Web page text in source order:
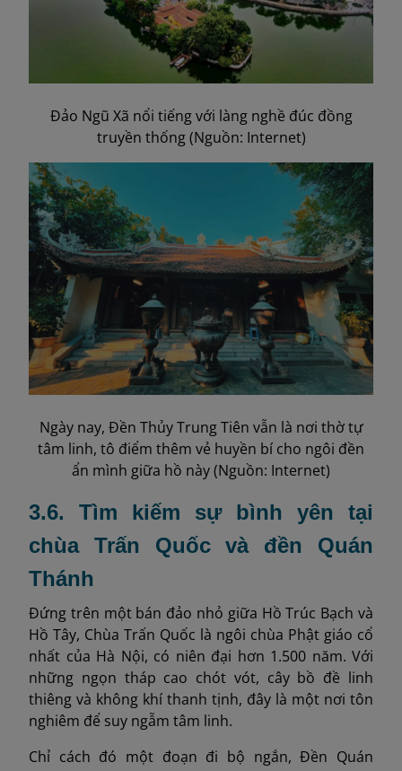
Đảo Ngũ Xã nổi tiếng với làng nghề đúc đồng
truyền thống (Nguồn: Internet)
Ngày nay, Đền Thủy Trung Tiên vẫn là nơi thờ tự
tâm linh, tô điểm thêm vẻ huyền bí cho ngôi đền
ẩn mình giữa hồ này (Nguồn: Internet)
3.6. Tìm kiếm sự bình yên tại
chùa Trấn Quốc và đền Quán
Thánh
Đứng trên một bán đảo nhỏ giữa Hồ Trúc Bạch và
Hồ Tây, Chùa Trấn Quốc là ngôi chùa Phật giáo cổ
nhất của Hà Nội, có niên đại hơn 1.500 năm. Với
những ngọn tháp cao chót vót, cây bồ đề linh
thiêng và không khí thanh tịnh, đây là một nơi tôn
nghiêm để suy ngẫm tâm linh.
Chỉ cách đó một đoạn đi bộ ngắn, Đền Quán